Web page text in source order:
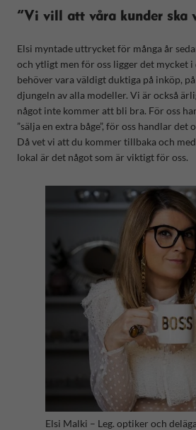
”Vi vill att våra kunder ska
Elsi myntade uttrycket för många år
och ytligt men för oss ligger det mycket
behöver vara väldigt duktiga på inköp,
djungeln av alla modeller. Vi är också
något inte kommer att bli bra. För oss
”sälja en extra båge”, för oss handlar det
Då vet vi att du kommer tillbaka och
lokal är det något som är viktigt för oss.
Elsi Malki – Leg. optiker och